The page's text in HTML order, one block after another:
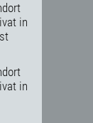
in
in